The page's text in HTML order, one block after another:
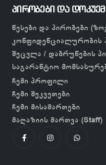
პირობები და
წესები და პირობები
კონფიდენციალურობის
შეცვლა / დაბრუნების
საგარანტიო
ჩემი პროფილი
ჩემი შეკვეთები
ჩემი მისამართები
მაღაზიის მართვა (Staff)